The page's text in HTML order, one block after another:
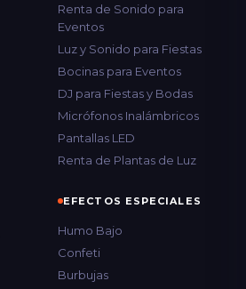
Renta de Sonido para
Eventos
Luz y Sonido para Fiestas
Bocinas para Eventos
DJ para Fiestas y Bodas
Micrófonos Inalámbricos
Pantallas LED
Renta de Plantas de Luz
EFECTOS ESPECIALES
Humo Bajo
Confeti
Burbujas